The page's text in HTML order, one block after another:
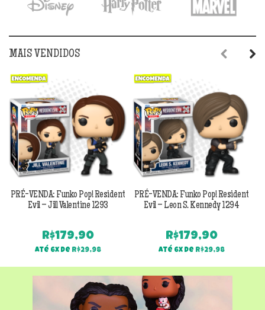
MAIS VENDIDOS
PRÉ-VENDA: Funko Pop! Resident
Evil – Jill Valentine 1293
R$179,90
Até 6x de R$29,98
PRÉ-VENDA: Funko Pop! Resident
Evil – Leon S. Kennedy 1294
R$179,90
Até 6x de R$29,98